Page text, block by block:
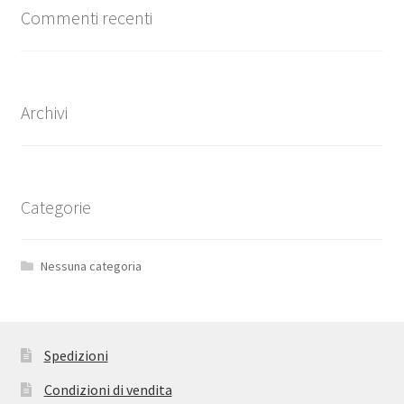
Commenti recenti
Archivi
Categorie
Nessuna categoria
Spedizioni
Condizioni di vendita